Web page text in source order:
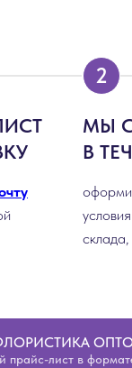
МЫ
В
прайс-лист в